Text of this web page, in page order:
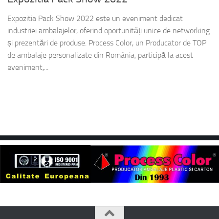
Expozitia Pack Show 2022 este un eveniment dedicat
industriei ambalajelor, oferind oportunități unice de networking
și prezentări de produse. Process Color, un Producator de TOP
de ambalaje personalizate din România, participă la acest
eveniment,...